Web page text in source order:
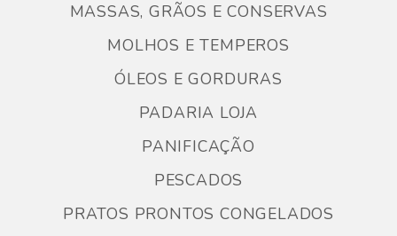
MASSAS, GRÃOS E CONSERVAS
MOLHOS E TEMPEROS
ÓLEOS E GORDURAS
PADARIA LOJA
PANIFICAÇÃO
PESCADOS
PRATOS PRONTOS CONGELADOS